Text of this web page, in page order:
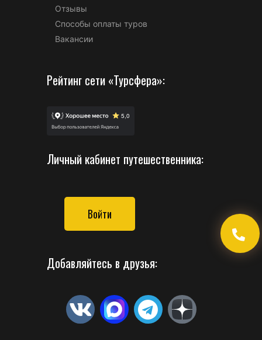
Отзывы
Способы оплаты туров
Вакансии
Рейтинг сети «Турсфера»:
Личный кабинет путешественника:
Войти
Добавляйтесь в друзья: